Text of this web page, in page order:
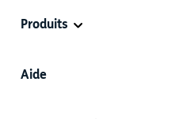
Produits
Aide